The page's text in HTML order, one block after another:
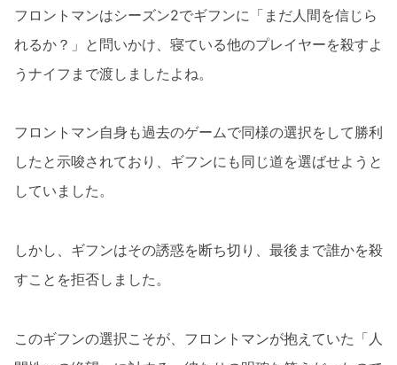
フロントマンはシーズン2でギフンに「まだ人間を信じら
れるか？」と問いかけ、寝ている他のプレイヤーを殺すよ
うナイフまで渡しましたよね。
フロントマン自身も過去のゲームで同様の選択をして勝利
したと示唆されており、ギフンにも同じ道を選ばせようと
していました。
しかし、ギフンはその誘惑を断ち切り、最後まで誰かを殺
すことを拒否しました。
このギフンの選択こそが、フロントマンが抱えていた「人